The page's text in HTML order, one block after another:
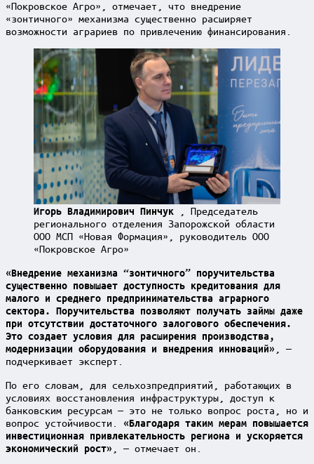
«Покровское Агро», отмечает, что внедрение
«зонтичного» механизма существенно расширяет
возможности аграриев по привлечению финансирования.
Игорь Владимирович Пинчук
, Председатель
регионального отделения Запорожской области
ООО МСП «Новая Формация», руководитель ООО
«Покровское Агро»
«Внедрение механизма “зонтичного” поручительства
существенно повышает доступность кредитования для
малого и среднего предпринимательства аграрного
сектора. Поручительства позволяют получать займы даже
при отсутствии достаточного залогового обеспечения.
Это создает условия для расширения производства,
модернизации оборудования и внедрения инноваций» , —
подчеркивает эксперт.
По его словам, для сельхозпредприятий, работающих в
условиях восстановления инфраструктуры, доступ к
банковским ресурсам — это не только вопрос роста, но и
вопрос устойчивости. «Благодаря таким мерам повышается
инвестиционная привлекательность региона и ускоряется
экономический рост» , — отмечает он.